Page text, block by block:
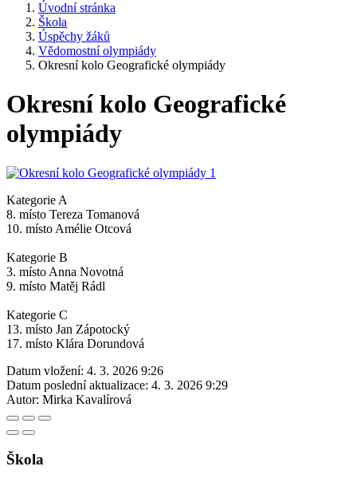
Úvodní stránka
Škola
Úspěchy žáků
Vědomostní olympiády
Okresní kolo Geografické olympiády
Okresní kolo Geografické
olympiády
Kategorie A
8. místo Tereza Tomanová
10. místo Amélie Otcová
Kategorie B
3. místo Anna Novotná
9. místo Matěj Rádl
Kategorie C
13. místo Jan Zápotocký
17. místo Klára Dorundová
Datum vložení: 4. 3. 2026 9:26
Datum poslední aktualizace: 4. 3. 2026 9:29
Autor: Mirka Kavalírová
Škola